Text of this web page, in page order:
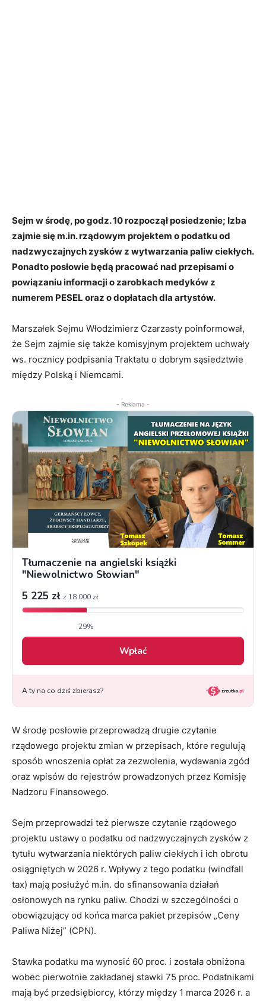
Sejm w środę, po godz. 10 rozpoczął posiedzenie; Izba
zajmie się m.in. rządowym projektem o podatku od
nadzwyczajnych zysków z wytwarzania paliw ciekłych.
Ponadto posłowie będą pracować nad przepisami o
powiązaniu informacji o zarobkach medyków z
numerem PESEL oraz o dopłatach dla artystów.
Marszałek Sejmu Włodzimierz Czarzasty poinformował,
że Sejm zajmie się także komisyjnym projektem uchwały
ws. rocznicy podpisania Traktatu o dobrym sąsiedztwie
między Polską i Niemcami.
- Reklama -
W środę posłowie przeprowadzą drugie czytanie
rządowego projektu zmian w przepisach, które regulują
sposób wnoszenia opłat za zezwolenia, wydawania zgód
oraz wpisów do rejestrów prowadzonych przez Komisję
Nadzoru Finansowego.
Sejm przeprowadzi też pierwsze czytanie rządowego
projektu ustawy o podatku od nadzwyczajnych zysków z
tytułu wytwarzania niektórych paliw ciekłych i ich obrotu
osiągniętych w 2026 r. Wpływy z tego podatku (windfall
tax) mają posłużyć m.in. do sfinansowania działań
osłonowych na rynku paliw. Chodzi w szczególności o
obowiązujący od końca marca pakiet przepisów „Ceny
Paliwa Niżej” (CPN).
Stawka podatku ma wynosić 60 proc. i została obniżona
wobec pierwotnie zakładanej stawki 75 proc. Podatnikami
mają być przedsiębiorcy, którzy między 1 marca 2026 r. a